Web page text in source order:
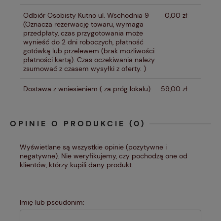
Odbiór Osobisty Kutno ul. Wschodnia 9
(Oznacza rezerwację towaru, wymaga
przedpłaty, czas przygotowania może
wynieść do 2 dni roboczych, płatność
gotówką lub przelewem (brak możliwości
płatności kartą). Czas oczekiwania należy
zsumować z czasem wysyłki z oferty. )
0,00 zł
Dostawa z wniesieniem ( za próg lokalu) 59,00 zł
OPINIE O PRODUKCIE (0)
Wyświetlane są wszystkie opinie (pozytywne i
negatywne). Nie weryfikujemy, czy pochodzą one od
klientów, którzy kupili dany produkt.
Imię lub pseudonim: